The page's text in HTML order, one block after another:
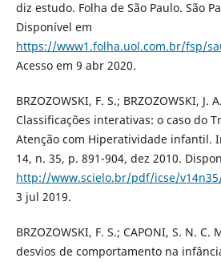
diz estudo. Folha de São Paulo. São
Disponível em
https://www1.folha.uol.com.br/fsp/
Acesso em 9 abr 2020.
BRZOZOWSKI, F. S.; BRZOZOWSKI, J.
Classificações interativas: o caso do
Atenção com Hiperatividade infantil.
14, n. 35, p. 891-904, dez 2010.
http://www.scielo.br/pdf/icse/
3 jul 2019.
BRZOZOWSKI, F. S.; CAPONI, S. N. C.
desvios de comportamento na